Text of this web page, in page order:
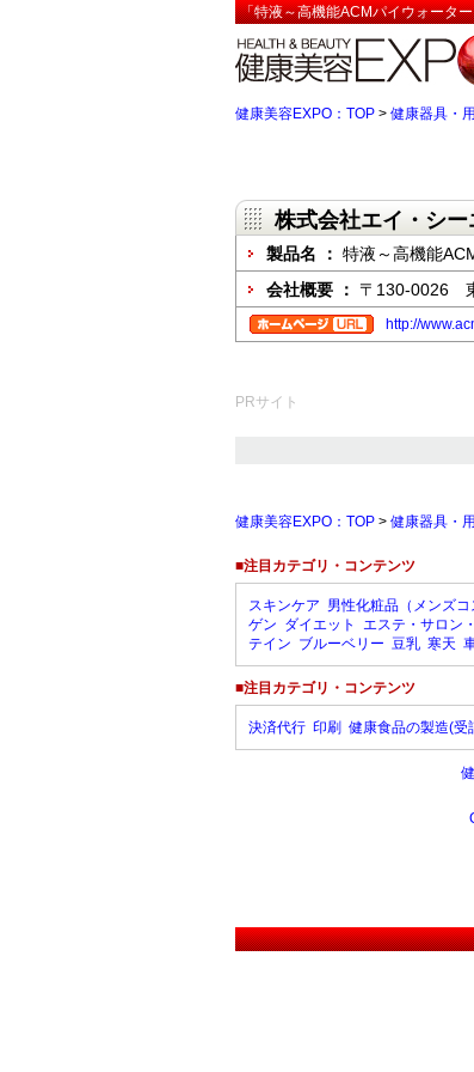
「特液～高機能ACMパイウォータ
健康美容EXPO：TOP > 健康器具・
株式会社エイ・シー
製品名 ： 特液～高機能
会社概要 ： 〒130-0026
http://
PRサイト
健康美容EXPO：TOP > 健康器具・
■注目カテゴリ・コンテンツ
スキンケア 男性化粧品（メンズコ
ゲン ダイエット エステ・サロン
テイン ブルーベリー 豆乳 寒天
■注目カテゴリ・コンテンツ
決済代行 印刷 健康食品の製造(受